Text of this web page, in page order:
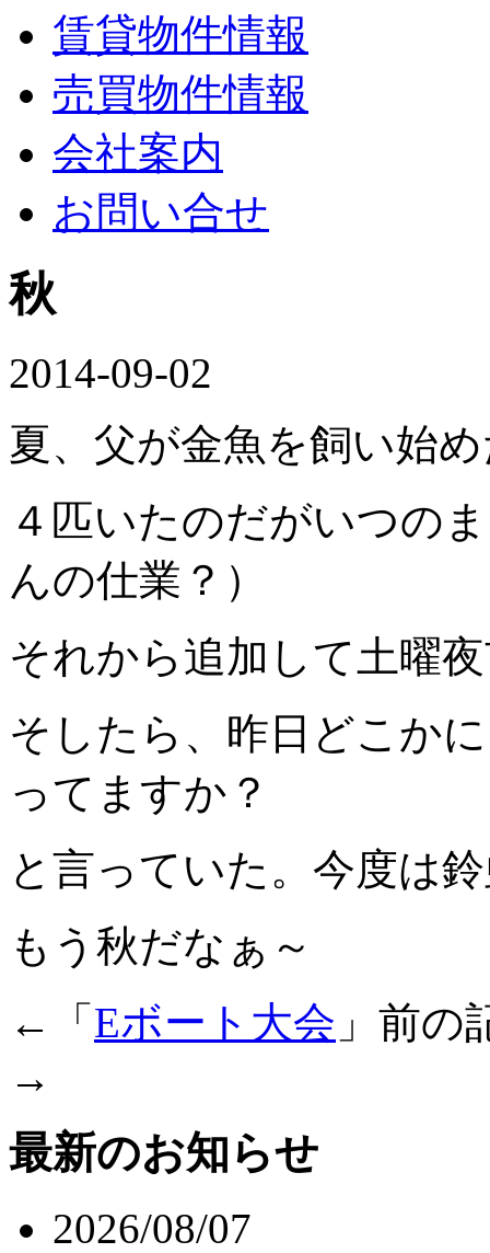
賃貸物件情報
売買物件情報
会社案内
お問い合せ
秋
2014-09-02
夏、父が金魚を飼い始
４匹いたのだがいつの
んの仕業？）
それから追加して土曜
そしたら、昨日どこか
ってますか？
と言っていた。今度は
もう秋だなぁ～
←「 Eボート大会 」前
→
最新のお知らせ
2026/08/07